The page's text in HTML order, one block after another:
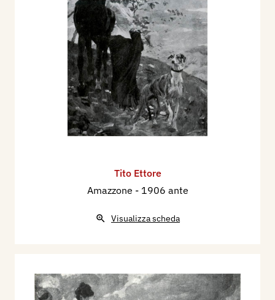
Tito Ettore
Amazzone - 1906 ante
Visualizza scheda